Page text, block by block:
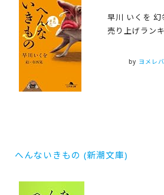
早川 いくを
売り上げラン
by ヨメレバ
へんないきもの (新潮文庫)